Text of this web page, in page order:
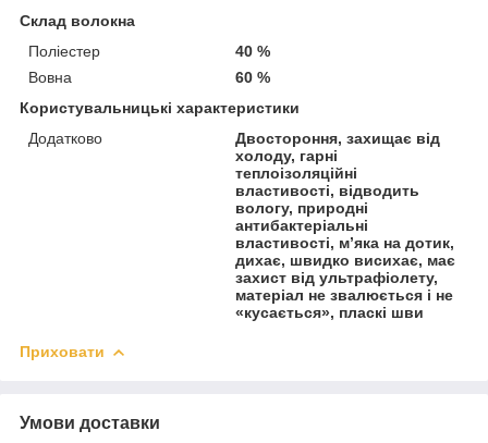
Склад волокна
Поліестер
40 %
Вовна
60 %
Користувальницькі характеристики
Додатково
Двостороння, захищає від
холоду, гарні
теплоізоляційні
властивості, відводить
вологу, природні
антибактеріальні
властивості, м’яка на дотик,
дихає, швидко висихає, має
захист від ультрафіолету,
матеріал не звалюється і не
«кусається», пласкі шви
Приховати
Умови доставки